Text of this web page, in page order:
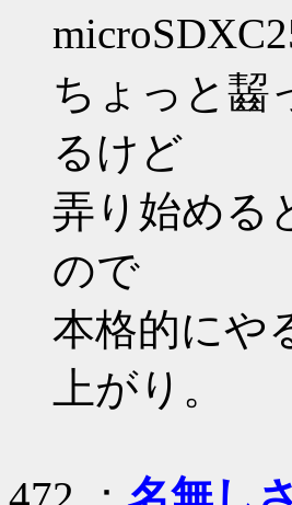
ちょっと齧
るけど
弄り始める
ので
本格的にや
上がり。